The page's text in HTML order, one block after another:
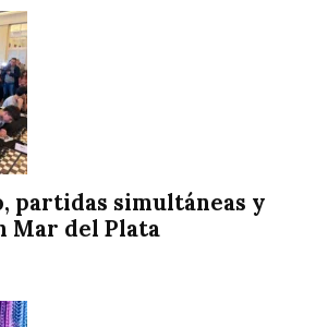
partidas simultáneas y
Mar del Plata